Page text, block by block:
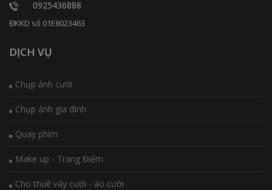
0925436888
ĐKKD số 01E8023463
DỊCH VỤ
Chụp ảnh cưới
Chụp ảnh gia đình
Quay phim
Make up - Trang Điểm
Cho thuê váy cưới - áo cưới